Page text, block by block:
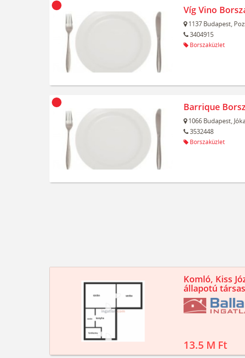
Víg Vino
1137 Budapest,
3404915
Borszaküzlet
Barrique
1066 Budapest,
3532448
Borszaküzlet
Komló, Kiss
állapotú
13.5 M Ft